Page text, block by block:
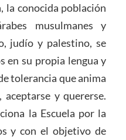
la conocida población
musulmanes y
judío y palestino, se
en su propia lengua y
tolerancia que anima
y quererse.
la Escuela por la
y con el objetivo de